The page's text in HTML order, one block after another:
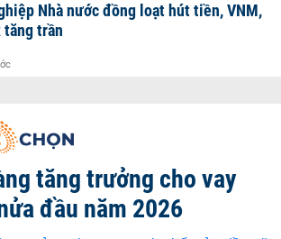
Nhà nước đồng loạt hút tiền, VNM,
tăng trần
tăng trưởng cho vay
đầu năm 2026